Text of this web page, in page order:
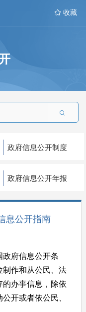
 收藏

政府信息公开制度
政府信息公开年报
息公开指南
府信息公开条
作和从公民、法
办事信息，除依
开或者依公民、